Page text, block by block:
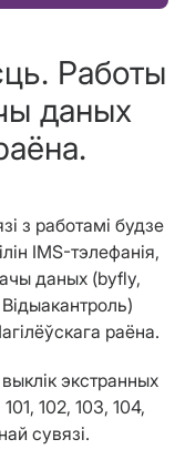
Работы
даных
з работамі будзе
IMS-тэлефанія,
даных (byfly,
раёна.
экстранных
102, 103, 104,
сувязі.